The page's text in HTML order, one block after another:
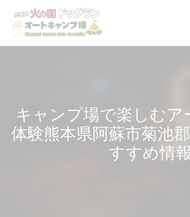
キャンプ場で楽しむア
体験熊本県阿蘇市菊池
すすめ情報